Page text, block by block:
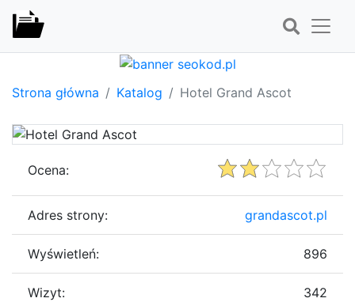
Strona główna Katalog Hotel Grand Ascot
Ocena:
Adres strony: grandascot.pl
Wyświetleń: 896
Wizyt: 342